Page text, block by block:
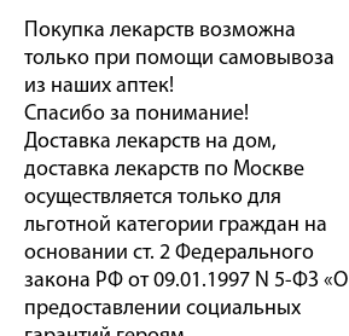
Покупка лекарств возможна
только при помощи самовывоза
из наших аптек!
Спасибо за понимание!
Доставка лекарств на дом,
доставка лекарств по Москве
осуществляется только для
льготной категории граждан на
основании ст. 2 Федерального
закона РФ от 09.01.1997 N 5-ФЗ «О
предоставлении социальных